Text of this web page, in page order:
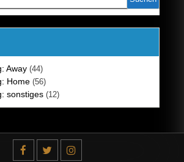
Away (44)
Home (56)
sonstiges (12)